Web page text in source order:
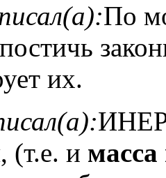
По
их.
(т.е. и